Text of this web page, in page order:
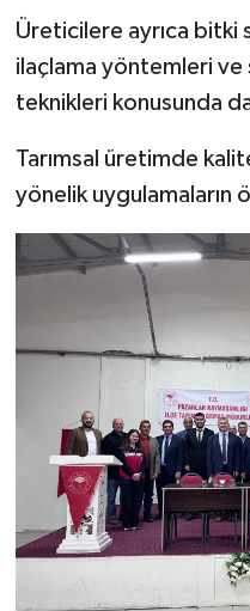
Üreticilere ayrıca bitki
ilaçlama yöntemleri
teknikleri konusunda
Tarımsal üretimde
yönelik uygulamaların
Politika
Rüya Tabirleri
Sağlık
Şaphane
Simav
Siyaset
Spor
Tavşanlı